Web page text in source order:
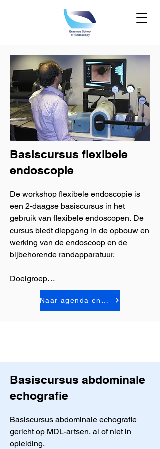
Basiscursus flexibele
endoscopie
De workshop flexibele endoscopie is
een 2-daagse basiscursus in het
gebruik van flexibele endoscopen. De
cursus biedt diepgang in de opbouw en
werking van de endoscoop en de
bijbehorende randapparatuur.
Doelgroep
De workshop flexibele endoscopie is
internisten, kinderartsen, chirurgen in
opleiding en verpleegkundig
endoscopisten zijn van harte welkom.
De workshop flexibele endoscopie is
een 2-daagse basiscursus in het
Basiscursus abdominale
echografie
Basiscursus abdominale echografie
gericht op MDL-artsen, al of niet in
opleiding.